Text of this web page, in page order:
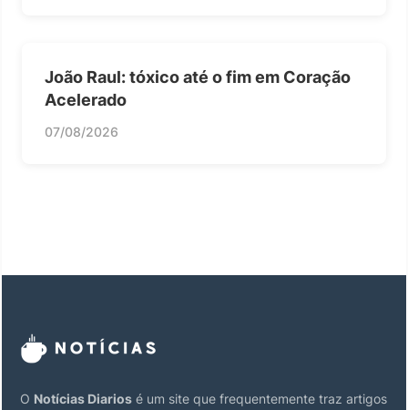
João Raul: tóxico até o fim em Coração
Acelerado
07/08/2026
O Notícias Diarios é um site que frequentemente traz artigos